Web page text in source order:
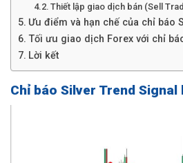
Thiết lập giao dịch bán (Sell
Ưu điểm và hạn chế của chỉ báo
Tối ưu giao dịch Forex với chỉ
Lời kết
Chỉ báo Silver Trend Signal